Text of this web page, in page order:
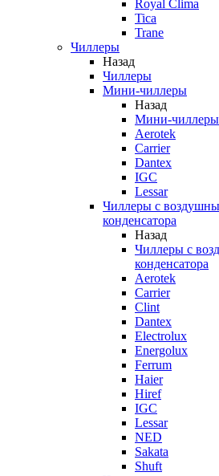
Royal Clima
Tica
Trane
Чиллеры
Назад
Чиллеры
Мини-чиллеры
Назад
Мини-чиллеры
Aerotek
Carrier
Dantex
IGC
Lessar
Чиллеры с
конденсатора
Назад
Чиллеры с
конденсатора
Aerotek
Carrier
Clint
Dantex
Electrolux
Energolux
Ferrum
Haier
Hiref
IGC
Lessar
NED
Sakata
Shuft